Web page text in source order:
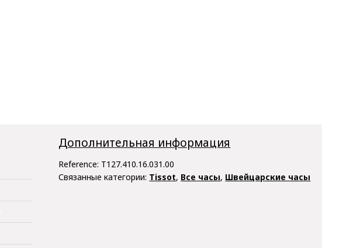
Дополнительная информация
Reference: T127.410.16.031.00
Связанные категории: Tissot, Все часы, Швейцарские часы